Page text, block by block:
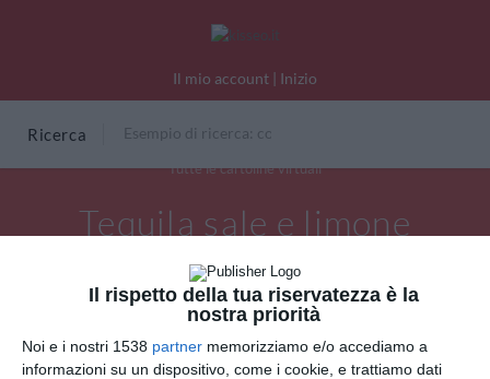
Il rispetto della tua riservatezza è la
nostra priorità
Noi e i nostri 1538 partner memorizziamo e/o accediamo a
informazioni su un dispositivo, come i cookie, e trattiamo dati
Il mio account | Inizio
Ricerca
Tutte le cartoline virtuali
Tequila sale e limone